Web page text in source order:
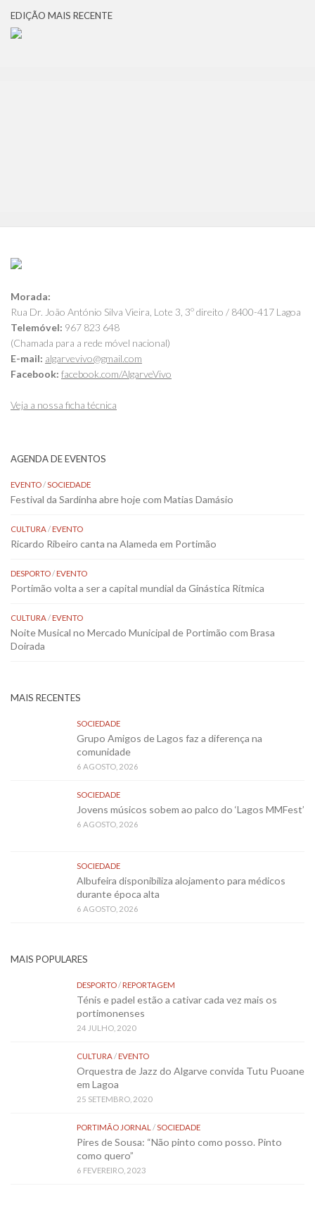
EDIÇÃO MAIS RECENTE
Morada:
Rua Dr. João António Silva Vieira, Lote 3, 3º direito / 8400-417 Lagoa
Telemóvel: 967 823 648
(Chamada para a rede móvel nacional)
E-mail: algarvevivo@gmail.com
Facebook: facebook.com/AlgarveVivo
Veja a nossa ficha técnica
AGENDA DE EVENTOS
EVENTO/SOCIEDADE
Festival da Sardinha abre hoje com Matias Damásio
CULTURA/EVENTO
Ricardo Ribeiro canta na Alameda em Portimão
DESPORTO/EVENTO
Portimão volta a ser a capital mundial da Ginástica Rítmica
CULTURA/EVENTO
Noite Musical no Mercado Municipal de Portimão com Brasa
Doirada
MAIS RECENTES
SOCIEDADE
Grupo Amigos de Lagos faz a diferença na
comunidade
6 AGOSTO, 2026
SOCIEDADE
Jovens músicos sobem ao palco do ‘Lagos MMFest’
6 AGOSTO, 2026
SOCIEDADE
Albufeira disponibiliza alojamento para médicos
durante época alta
6 AGOSTO, 2026
MAIS POPULARES
DESPORTO/REPORTAGEM
Ténis e padel estão a cativar cada vez mais os
portimonenses
24 JULHO, 2020
CULTURA/EVENTO
Orquestra de Jazz do Algarve convida Tutu Puoane
em Lagoa
25 SETEMBRO, 2020
PORTIMÃO JORNAL /SOCIEDADE
Pires de Sousa: “Não pinto como posso. Pinto
como quero”
6 FEVEREIRO, 2023